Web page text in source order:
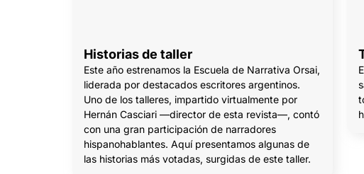
Historias de taller
Este año estrenamos la Escuela de Narrativa Orsai,
liderada por destacados escritores argentinos.
Uno de los talleres, impartido virtualmente por
Hernán Casciari —director de esta revista—, contó
con una gran participación de narradores
hispanohablantes. Aquí presentamos algunas de
las historias más votadas, surgidas de este taller.